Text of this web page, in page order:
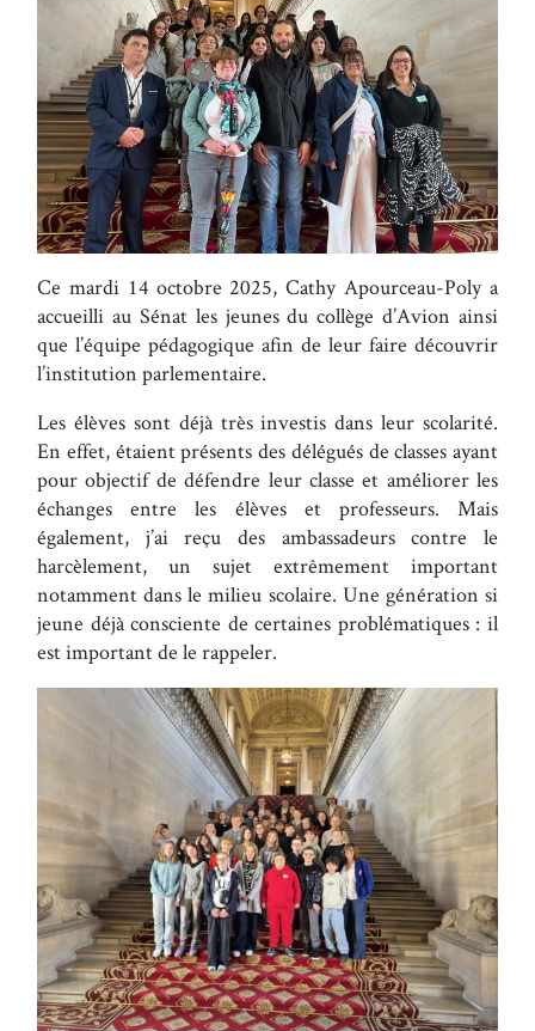
Ce mardi 14 octobre 2025, Cathy Apourceau-Poly a
accueilli au Sénat les jeunes du collège d’Avion ainsi
que l’équipe pédagogique afin de leur faire découvrir
l’institution parlementaire.
Les élèves sont déjà très investis dans leur scolarité.
En effet, étaient présents des délégués de classes ayant
pour objectif de défendre leur classe et améliorer les
échanges entre les élèves et professeurs. Mais
également, j’ai reçu des ambassadeurs contre le
harcèlement, un sujet extrêmement important
notamment dans le milieu scolaire. Une génération si
jeune déjà consciente de certaines problématiques : il
est important de le rappeler.